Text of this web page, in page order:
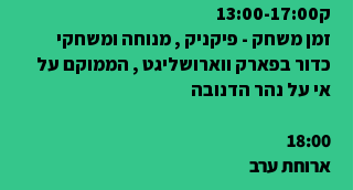
ק13:00-17:00
זמן משחק - פיקניק , מנוחה ומשחקי
כדור בפארק ווארושליגט , הממוקם על
אי על נהר הדנובה
18:00
ארוחת ערב